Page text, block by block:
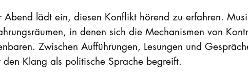
Abend lädt ein, diesen Konflikt hörend zu erfahren.
in denen sich die Mechanismen von
Zwischen Aufführungen, Lesungen und
den Klang als politische Sprache begreift.